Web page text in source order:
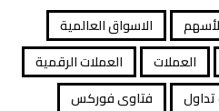
الاسواق العالمية
العملات
العملات الرقمية
فتاوى فوركس